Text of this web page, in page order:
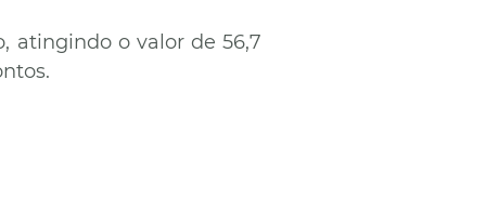
atingindo o valor de 56,7